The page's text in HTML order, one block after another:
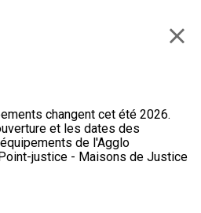
changent cet été 2026.
et les dates des
de l'Agglo
justice - Maisons de Justice